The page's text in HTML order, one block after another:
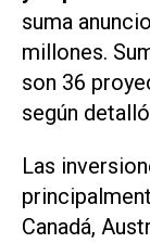
suma
millones.
son 36
según
Las
Canadá,